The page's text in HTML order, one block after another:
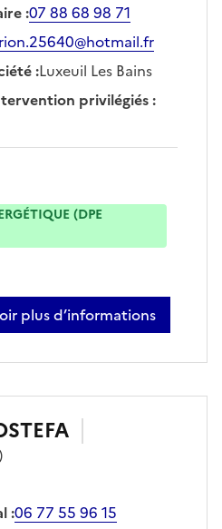
:07 88 68 98 71
:Luxeuil Les Bains
privilégiés:
(DPE
plus d’informations
marion delagrange
:06 77 55 96 15